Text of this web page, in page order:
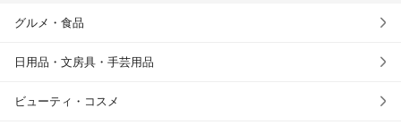
グルメ・食品
日用品・文房具・手芸用品
ビューティ・コスメ